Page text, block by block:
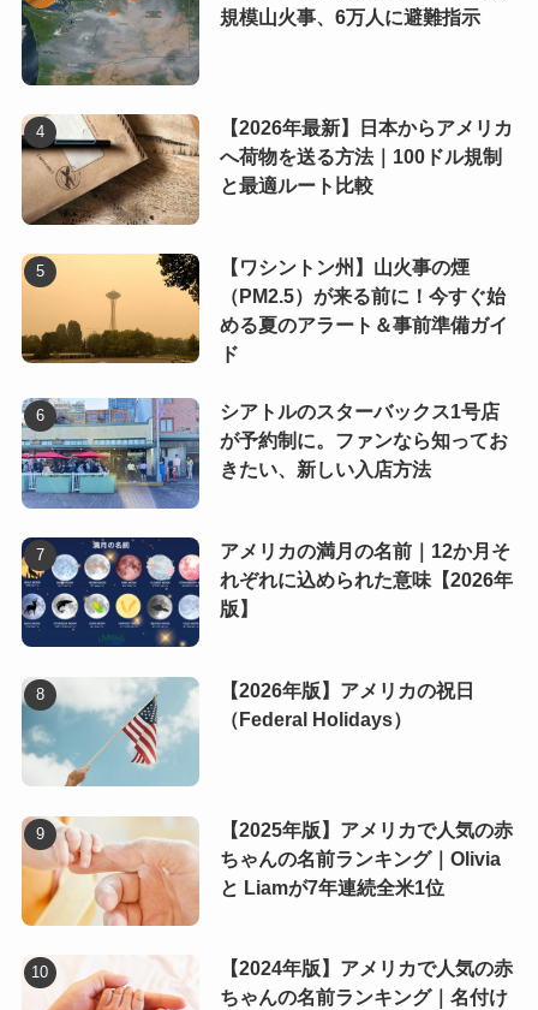
規模山火事、6万人に避難指示
【2026年最新】日本からアメリカ
へ荷物を送る方法｜100ドル規制
と最適ルート比較
【ワシントン州】山火事の煙
（PM2.5）が来る前に！今すぐ始
める夏のアラート＆事前準備ガイ
ド
シアトルのスターバックス1号店
が予約制に。ファンなら知ってお
きたい、新しい入店方法
アメリカの満月の名前｜12か月そ
れぞれに込められた意味【2026年
版】
【2026年版】アメリカの祝日
（Federal Holidays）
【2025年版】アメリカで人気の赤
ちゃんの名前ランキング｜Olivia
と Liamが7年連続全米1位
【2024年版】アメリカで人気の赤
ちゃんの名前ランキング｜名付け